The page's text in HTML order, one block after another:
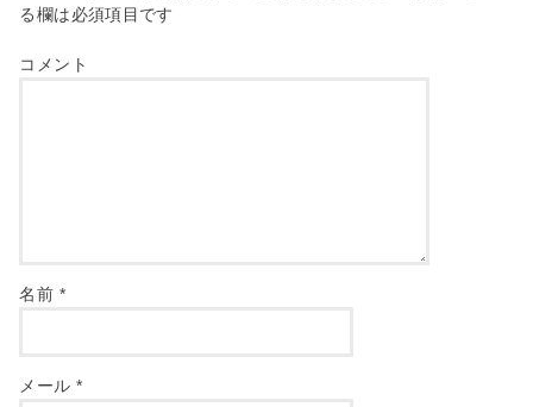
る欄は必須項目です
コメント
名前 *
メール *